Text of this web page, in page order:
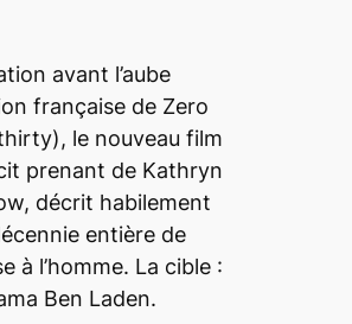
avant l’aube
française de Zero
), le nouveau film
prenant de Kathryn
décrit habilement
entière de
à l’homme. La cible :
Ben Laden.